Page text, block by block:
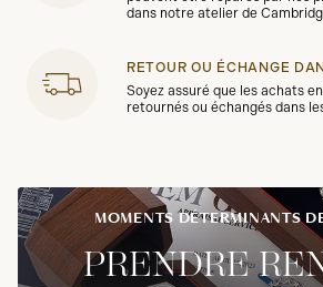
dans notre atelier de
RETOUR OU ÉCHANGE
Soyez assuré que les achats
retournés ou échangés dans
MOMENTS DÉTERMINANTS
PRENDRE